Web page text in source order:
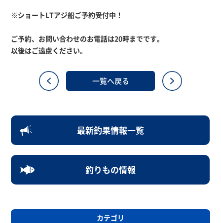
※ショートLTアジ船ご予約受付中！
ご予約、お問い合わせのお電話は20時までです。
以後はご遠慮ください。
一覧へ戻る
最新釣果情報一覧
釣りもの情報
カテゴリ